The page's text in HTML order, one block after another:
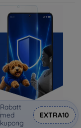
Rabatt
med
kupong
EXTRA10